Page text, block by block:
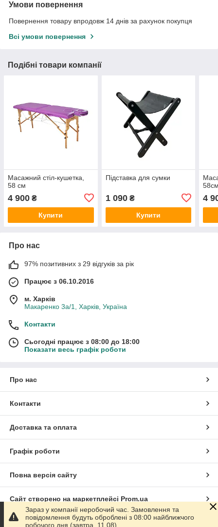
Умови повернення
Повернення товару впродовж 14 днів за рахунок покупця
Всі умови повернення
Подібні товари компанії
Масажний стіл-кушетка,
58 см
4 900 ₴
Купити
Підставка для сумки
1 090₴
Купити
4
Про нас
97% позитивних з 29 відгуків за рік
Працює з 06.10.2016
м. Харків
Макаренко 3а/1, Харків, Україна
Контакти
Сьогодні працює з 08:00 до 18:00
Показати весь графік роботи
Про нас
Контакти
Доставка та оплата
Графік роботи
Повна версія сайту
Сайт створено на маркетплейсі Prom.ua
Політика конфіденційності
Зараз у компанії неробочий час. Замовлення та
повідомлення будуть оброблені з 08:00 найближчого
робочого дня (завтра, 11.08).